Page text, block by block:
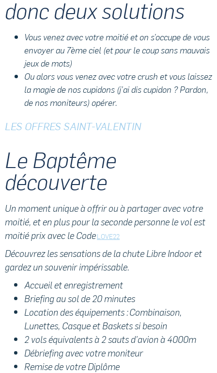
donc deux solutions
Vous venez avec votre moitié et on s’occupe de vous
envoyer au 7ème ciel (et pour le coup sans mauvais
jeux de mots)
Ou alors vous venez avec votre crush et vous laissez
la magie de nos cupidons (j’ai dis cupidon ? Pardon,
de nos moniteurs) opérer.
LES OFFRES SAINT-VALENTIN
Le Baptême
découverte
Un moment unique à offrir ou à partager avec votre
moitié, et en plus pour la seconde personne le vol est
moitié prix avec le CodeLOVE22
Découvrez les sensations de la chute Libre Indoor et
gardez un souvenir impérissable.
Accueil et enregistrement
Briefing au sol de 20 minutes
Location des équipements : Combinaison,
Lunettes, Casque et Baskets si besoin
2 vols équivalents à 2 sauts d’avion à 4000m
Débriefing avec votre moniteur
Remise de votre Diplôme